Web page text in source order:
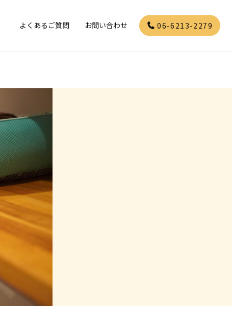
よくあるご質問 お問い合わせ 06-6213-2279